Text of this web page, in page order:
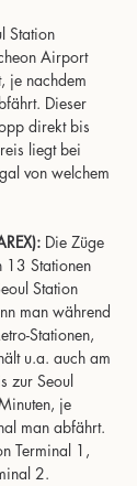
Station
Airport
je nachdem
Dieser
direkt bis
liegt bei
von welchem
Die Züge
13 Stationen
Station
man während
Stationen,
u.a. auch am
zur Seoul
je
man abfährt.
Terminal 1,
2.